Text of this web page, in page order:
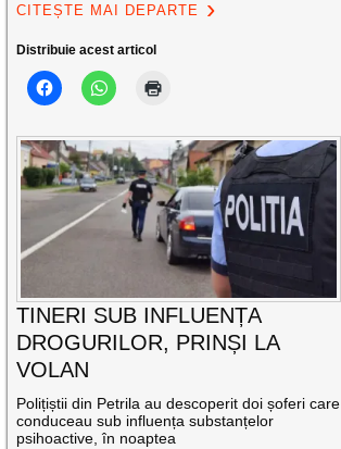
CITEȘTE MAI DEPARTE
Distribuie acest articol
TINERI SUB INFLUENȚA
DROGURILOR, PRINȘI LA
VOLAN
Polițiștii din Petrila au descoperit doi șoferi care
conduceau sub influența substanțelor
psihoactive, în noaptea